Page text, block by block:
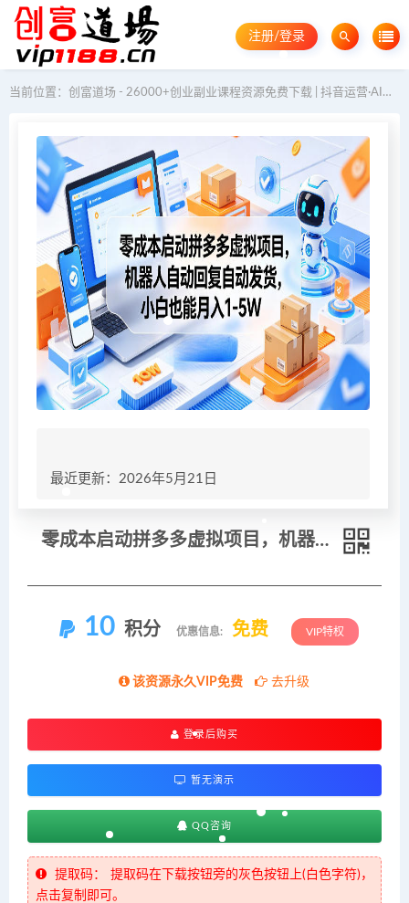
注册/登录
当前位置： 创富道场 - 26000+创业副业课程资源免费下载 | 抖音运营·AI教程·GEO优化
最近更新：2026年5月21日
零成本启动拼多多虚拟项目，机器人自动回复自动发货，小白也能月入1-5W
10 积分 优惠信息: 免费 VIP特权
该资源永久VIP免费 去升级
登录后购买
暂无演示
QQ咨询
提取码：
提取码在下载按钮旁的灰色按钮上(白色字符)，
点击复制即可。